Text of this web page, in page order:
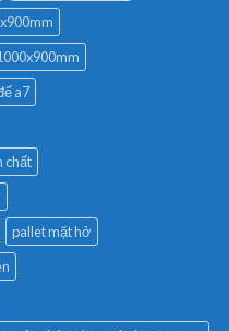
a7
chất
pallet mặt hở